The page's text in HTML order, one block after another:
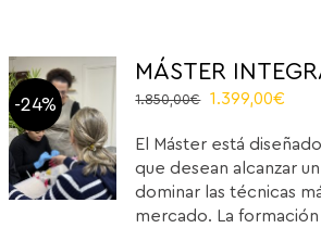
-24%
MÁSTER
1.850,00€
El
original
era:
1.850,00€.
1.399,00€
es:
El Máster está
que desean alcanzar
dominar las técnicas
mercado. La